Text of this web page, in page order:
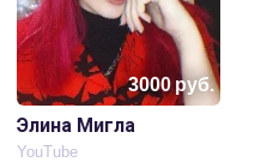
3000руб.
Элина Мигла
YouTube